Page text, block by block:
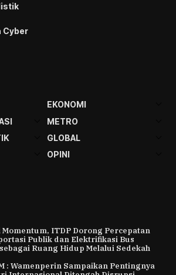
Cyber
EKONOMI
METRO
GLOBAL
OPINI
ITDP Dorong Percepatan
Publik dan Elektrifikasi Bus
Ruang Hidup Melalui Sedekah
: Wamenperin Sampaikan Pentingnya